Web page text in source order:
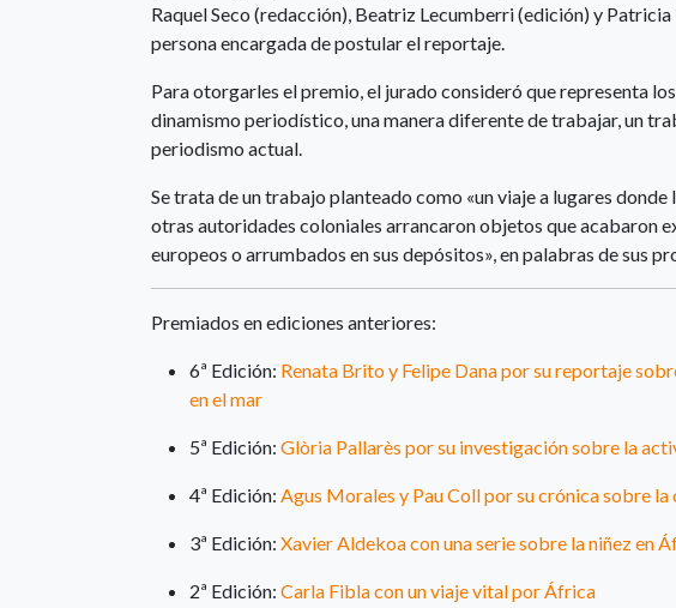
Raquel Seco (redacción), Beatriz Lecumberri (edición) y
persona encargada de postular el reportaje.
Para otorgarles el premio, el jurado consideró que representa
dinamismo periodístico, una manera diferente de trabajar, un
periodismo actual.
Se trata de un trabajo planteado como «un viaje a lugares
otras autoridades coloniales arrancaron objetos que acabaron
europeos o arrumbados en sus depósitos», en palabras de sus
Premiados en ediciones anteriores:
6ª Edición: Renata Brito y Felipe Dana por su reportaje
en el mar
5ª Edición: Glòria Pallarès por su investigación sobre la
4ª Edición: Agus Morales y Pau Coll por su crónica sobre
3ª Edición: Xavier Aldekoa con una serie sobre la niñez en
2ª Edición: Carla Fibla con un viaje vital por África